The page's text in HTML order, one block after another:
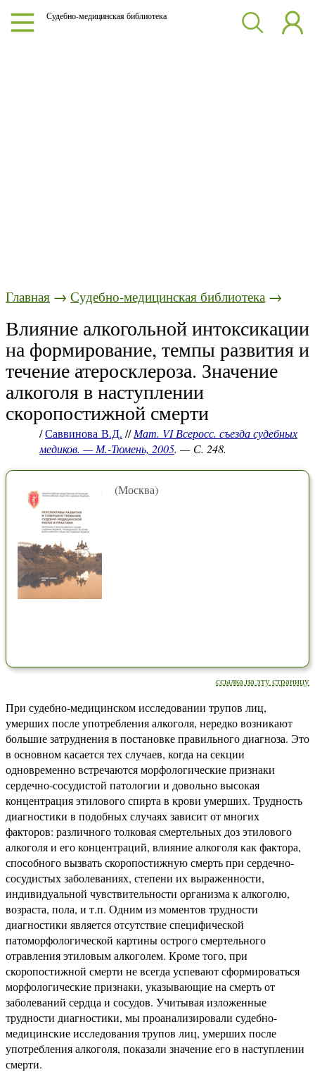
Судебно-медицинская библиотека
Главная → Судебно-медицинская библиотека →
Влияние алкогольной интоксикации
на формирование, темпы развития и
течение атеросклероза. Значение
алкоголя в наступлении
скоропостижной смерти
/Саввинова В.Д. //Мат. VI Всеросс. съезда судебных
медиков. — М.-Тюмень, 2005. — С. 248.
(Москва)
ссылка на эту страницу
При судебно-медицинском исследовании трупов лиц,
умерших после употребления алкоголя, нередко возникают
большие затруднения в постановке правильного диагноза. Это
в основном касается тех случаев, когда на секции
одновременно встречаются морфологические признаки
сердечно-сосудистой патологии и довольно высокая
концентрация этилового спирта в крови умерших. Трудность
диагностики в подобных случаях зависит от многих
факторов: различного толковая смертельных доз этилового
алкоголя и его концентраций, влияние алкоголя как фактора,
способного вызвать скоропостижную смерть при сердечно-
сосудистых заболеваниях, степени их выраженности,
индивидуальной чувствительности организма к алкоголю,
возраста, пола, и т.п. Одним из моментов трудности
диагностики является отсутствие специфической
патоморфологической картины острого смертельного
отравления этиловым алкоголем. Кроме того, при
скоропостижной смерти не всегда успевают сформироваться
морфологические признаки, указывающие на смерть от
заболеваний сердца и сосудов. Учитывая изложенные
трудности диагностики, мы проанализировали судебно-
медицинские исследования трупов лиц, умерших после
употребления алкоголя, показали значение его в наступлении
смерти.